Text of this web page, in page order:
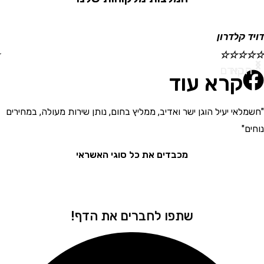
☆
☆
קרא עוד
יעיל הוגן ישר ואדיב, ממליץ בחום, נותן שירות מעולה, במחירים
מכבדים את כל סוגי האשראי
שתפו לחברים את הדף!